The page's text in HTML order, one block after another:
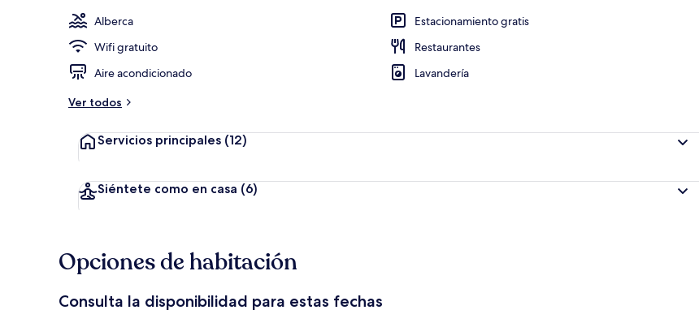
Alberca
Estacionamiento gratis
Wifi gratuito
Restaurantes
Aire acondicionado
Lavandería
Ver todos
Servicios principales (12)
Siéntete como en casa (6)
Opciones de habitación
Consulta la disponibilidad para estas fechas